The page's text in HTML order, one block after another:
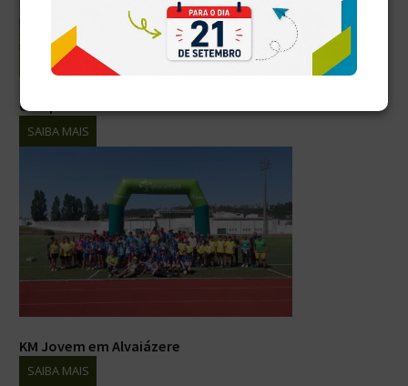
Campeonato Distrital de Ténis de Mesa - INF B
SAIBA MAIS
KM Jovem em Alvaiázere
SAIBA MAIS